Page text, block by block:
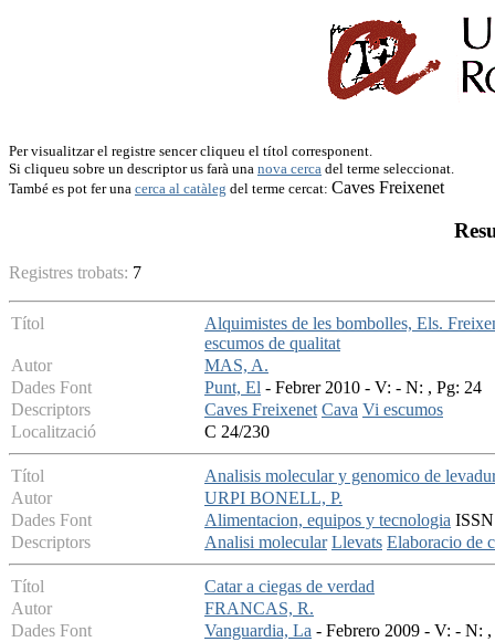
Per visualitzar el registre sencer cliqueu el títol corresponent.
Si cliqueu sobre un descriptor us farà una nova cerca del terme seleccionat.
També es pot fer una cerca al catàleg del terme cercat: Caves Freixenet
Registres trobats: 7
Títol
Alquimistes de les bombolles, Els.
escumos de qualitat
Autor
MAS, A.
Dades Font
Punt, El - Febrer 2010 - V: - N: , Pg: 24
Descriptors
Caves Freixenet Cava Vi escumos
Localització
C 24/230
Títol
Analisis molecular y genomico de
Autor
URPI BONELL, P.
Dades Font
Alimentacion, equipos y tecnologia
Descriptors
Analisi molecular Llevats Elaboracio de
Títol
Catar a ciegas de verdad
Autor
FRANCAS, R.
Dades Font
Vanguardia, La - Febrero 2009 - V: - N: ,